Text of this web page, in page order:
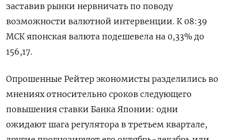
заставив рынки нервничать по поводу
возможности валютной интервенции. К 08:39
МСК японская валюта подешевела на 0,33%​ до
156,17.
Опрошенные Рейтер экономисты разделились во
мнениях относительно сроков следующего
повышения ставки Банка Японии: одни
ожидают шага регулятора в третьем квартале,